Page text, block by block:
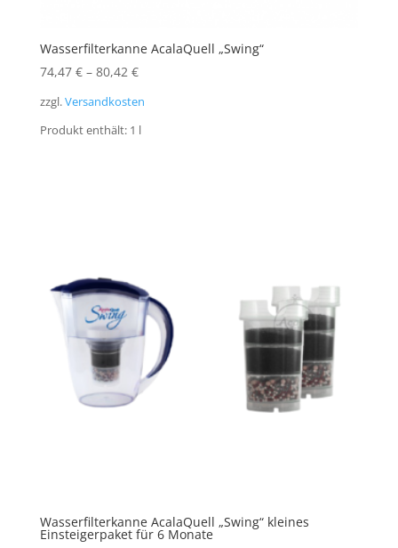
Wasserfilterkanne AcalaQuell „Swing“
74,47 €– 80,42 €
zzgl.Versandkosten
Produkt enthält: 1 l
Wasserfilterkanne AcalaQuell „Swing“ kleines
Einsteigerpaket für 6 Monate